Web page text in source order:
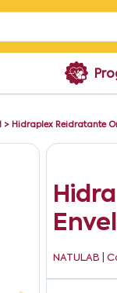
> Hidraplex Reidratante
NATULAB |